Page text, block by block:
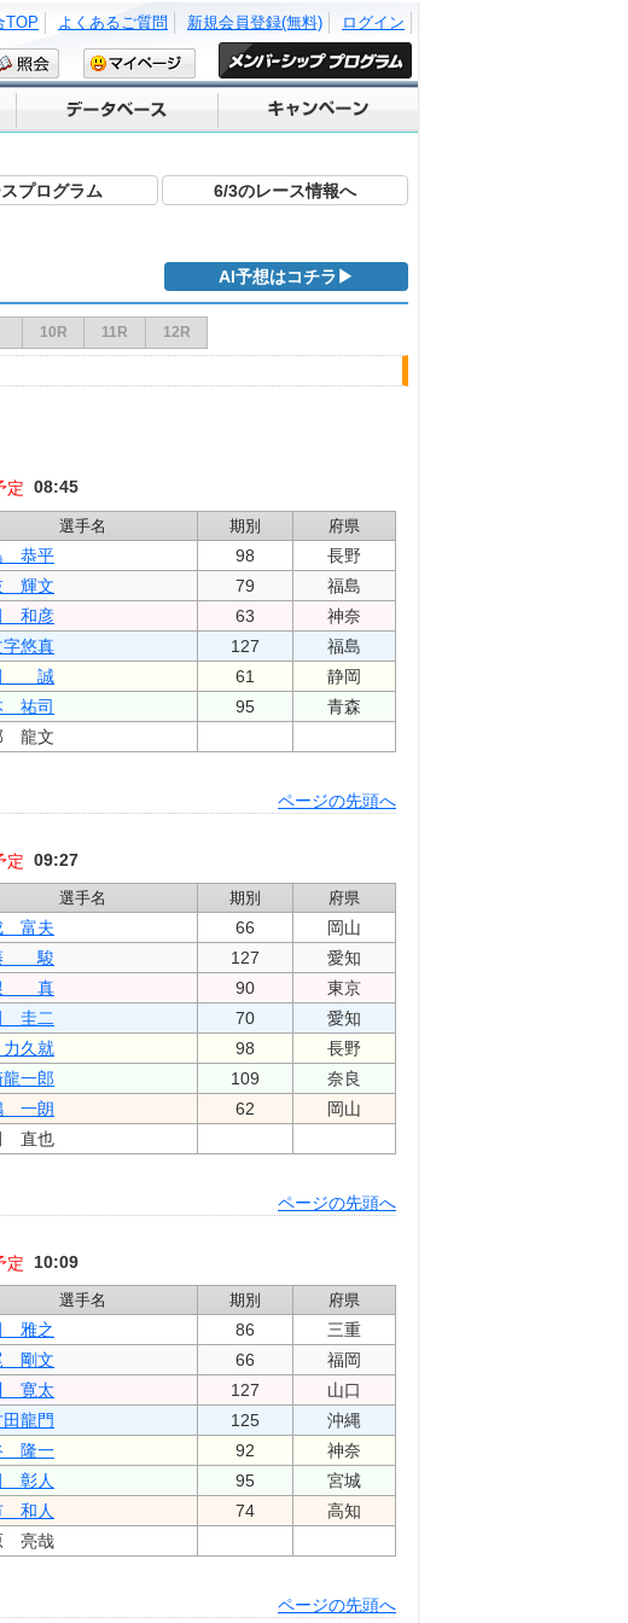
ログイン
新規会員登録(無料)
よくあるご質問
TOP
6/3のレース情報へ
プログラム
AI予想はコチラ▶
10R 11R 12R
定 08:45
選手名 期別 府県
恭平 98
長野
輝文 79
福島
和彦 63
神奈
字悠真 127
福島
誠 61
静岡
祐司 95
青森
龍文
ページの先頭へ
定 09:27
選手名 期別 府県
富夫 66
岡山
駿 127
愛知
真 90
東京
圭二 70
愛知
力久就 98 長野
龍一郎 109
奈良
一朗 62
岡山
直也
ページの先頭へ
定 10:09
選手名 期別 府県
雅之 86
三重
剛文 66
福岡
寛太 127
山口
龍門 125
沖縄
隆一 92 神奈
彰人 95
宮城
和人 74
高知
亮哉
ページの先頭へ